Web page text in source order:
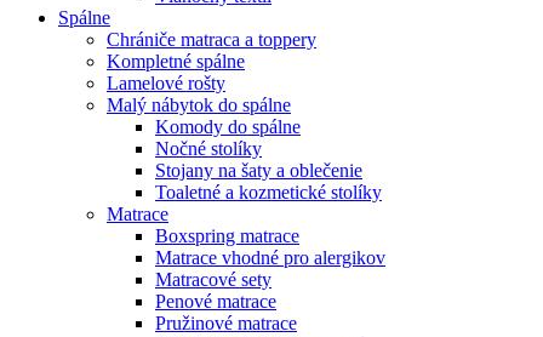
Spálne
Chrániče matraca a toppery
Kompletné spálne
Lamelové rošty
Malý nábytok do spálne
Komody do spálne
Nočné stolíky
Stojany na šaty a oblečenie
Toaletné a kozmetické stolíky
Matrace
Boxspring matrace
Matrace vhodné pro alergikov
Matracové sety
Penové matrace
Pružinové matrace